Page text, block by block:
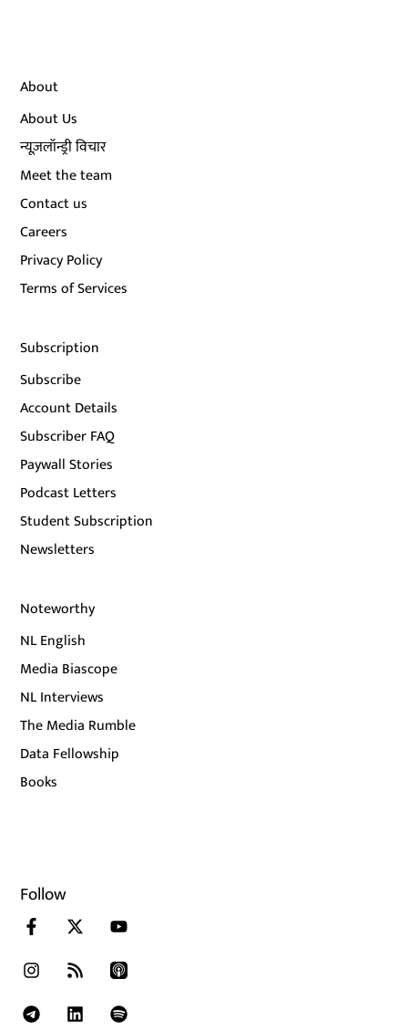
About
About Us
न्यूज़लॉन्ड्री विचार
Meet the team
Contact us
Careers
Privacy Policy
Terms of Services
Subscription
Subscribe
Account Details
Subscriber FAQ
Paywall Stories
Podcast Letters
Student Subscription
Newsletters
Noteworthy
NL English
Media Biascope
NL Interviews
The Media Rumble
Data Fellowship
Books
Follow